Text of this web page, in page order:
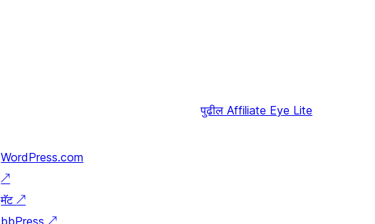
पुढील Affiliate Eye Lite
WordPress.com
↗
मॅट↗
bbPress ↗